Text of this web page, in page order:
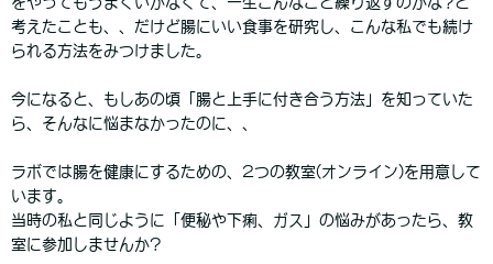
考えたことも、、だけど腸にいい食事を研究し、こんな私でも続け
られる方法をみつけました。
今になると、もしあの頃「腸と上手に付き合う方法」を知っていた
ら、そんなに悩まなかったのに、、
ラボでは腸を健康にするための、2つの教室(オンライン)を用意して
います。
当時の私と同じように「便秘や下痢、ガス」の悩みがあったら、教
室に参加しませんか?